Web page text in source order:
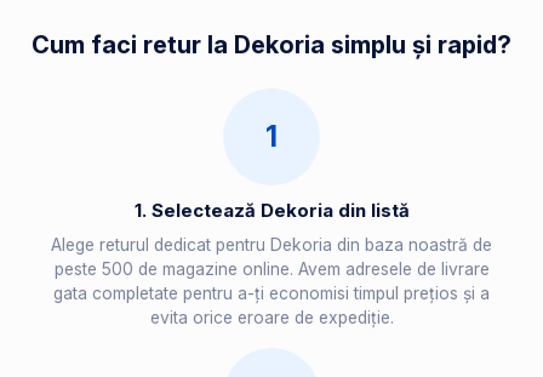
Cum faci retur la Dekoria simplu și rapid?
1
1. Selectează Dekoria din listă
Alege returul dedicat pentru Dekoria din baza noastră de
peste 500 de magazine online. Avem adresele de livrare
gata completate pentru a-ți economisi timpul prețios și a
evita orice eroare de expediție.